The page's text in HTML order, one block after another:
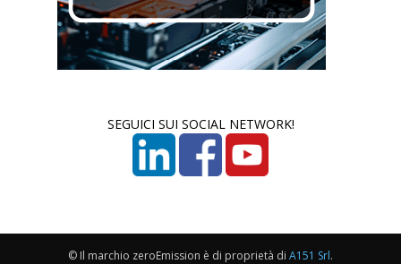
SEGUICI SUI SOCIAL NETWORK!
© Il marchio zeroEmission è di proprietà di A151 Srl.